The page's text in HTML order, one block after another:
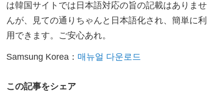
は韓国サイトでは日本語対応の旨の記載はありませ
んが、見ての通りちゃんと日本語化され、簡単に利
用できます。ご安心あれ。
Samsung Korea： 매뉴얼 다운로드
この記事をシェア